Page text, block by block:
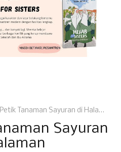
Tanaman Sayuran di Halaman
Sayuran